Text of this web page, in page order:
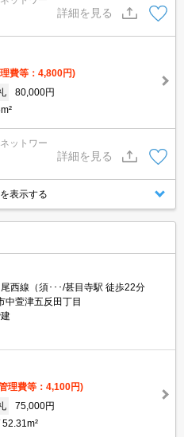
詳細を見る
費等：4,800円)
80,000円
ットワー
詳細を見る
表示する
西線（須･･･/甚目寺駅 徒歩22分
中萱津五反田丁目
理費等：4,100円)
75,000円
52.31m²